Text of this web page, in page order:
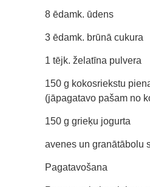
8 ēdamk. ūdens
3 ēdamk. brūnā cukura
1 tējk. želatīna pulvera
150 g kokosriekstu
(jāpagatavo pašam no
150 g grieķu jogurta
avenes un granātābolu
Pagatavošana